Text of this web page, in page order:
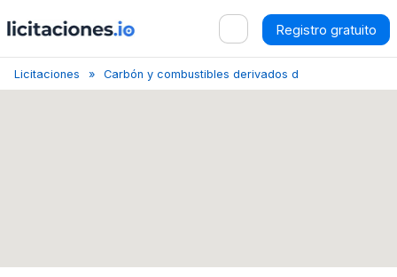
Registro gratuito
Licitaciones Carbón y combustibles derivados del carbón